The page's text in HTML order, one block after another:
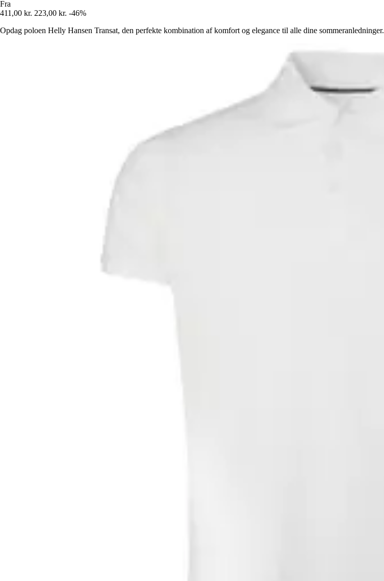
Fra
411,00 kr. 223,00 kr. -46%
Opdag poloen Helly Hansen Transat, den perfekte kombination af komfort og elegance til alle dine sommeranledninger.